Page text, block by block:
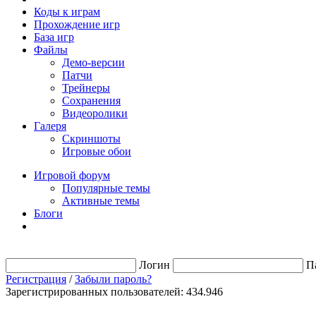
Коды к играм
Прохождение игр
База игр
Файлы
Демо-версии
Патчи
Трейнеры
Сохранения
Видеоролики
Галеря
Скриншоты
Игровые обои
Игровой форум
Популярные темы
Активные темы
Блоги
Логин
Регистрация /Забыли пароль?
Зарегистрированных пользователей: 434.946